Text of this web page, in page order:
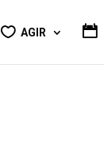
AGIR